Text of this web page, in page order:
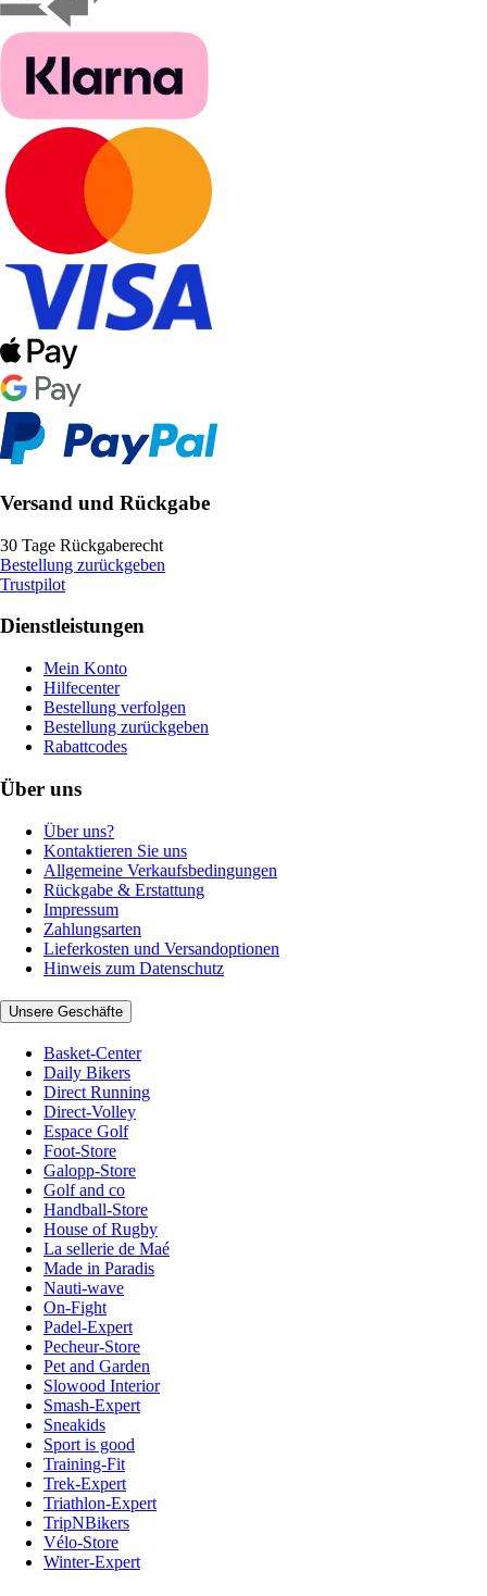
Versand und Rückgabe
30 Tage Rückgaberecht
Bestellung zurückgeben
Trustpilot
Dienstleistungen
Mein Konto
Hilfecenter
Bestellung verfolgen
Bestellung zurückgeben
Rabattcodes
Über uns
Über uns?
Kontaktieren Sie uns
Allgemeine Verkaufsbedingungen
Rückgabe & Erstattung
Impressum
Zahlungsarten
Lieferkosten und Versandoptionen
Hinweis zum Datenschutz
Unsere Geschäfte
Basket-Center
Daily Bikers
Direct Running
Direct-Volley
Espace Golf
Foot-Store
Galopp-Store
Golf and co
Handball-Store
House of Rugby
La sellerie de Maé
Made in Paradis
Nauti-wave
On-Fight
Padel-Expert
Pecheur-Store
Pet and Garden
Slowood Interior
Smash-Expert
Sneakids
Sport is good
Training-Fit
Trek-Expert
Triathlon-Expert
TripNBikers
Vélo-Store
Winter-Expert